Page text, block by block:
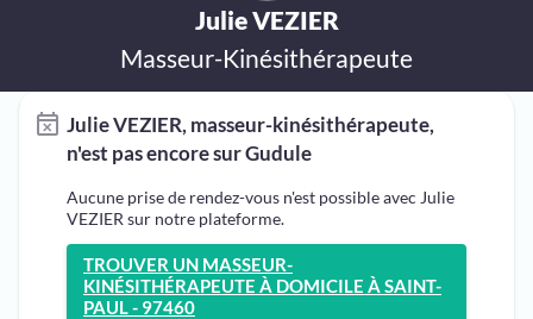
Julie VEZIER
Masseur-Kinésithérapeute
Julie VEZIER, masseur-kinésithérapeute,
n'est pas encore sur Gudule
Aucune prise de rendez-vous n'est possible avec Julie
VEZIER sur notre plateforme.
TROUVER UN MASSEUR-
KINÉSITHÉRAPEUTE À DOMICILE À SAINT-
PAUL - 97460